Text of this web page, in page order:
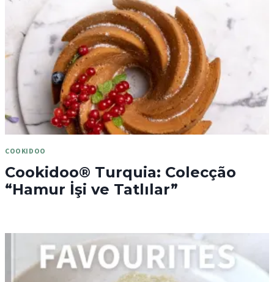
COOKIDOO
Cookidoo® Turquia: Colecção
“Hamur İşi ve Tatlılar”